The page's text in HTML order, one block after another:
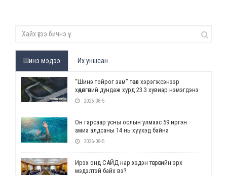
Шинэ мэдээ Их уншсан
“Шинэ тойрог зам” төсөл хэрэгжсэнээр
хөдөлгөөний дундаж хурд 23.3 хувиар нэмэгдэнэ
2026-08-5
Он гарсаар усны ослын улмаас 59 иргэн
амиа алдсаны 14 нь хүүхэд байна
2026-08-5
Ирэх онд САЙД нар хэдэн төгрөгийн эрх
мэдэлтэй байх вэ?